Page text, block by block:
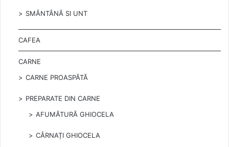
SMÂNTÂNĂ SI UNT
CAFEA
CARNE
CARNE PROASPĂTĂ
PREPARATE DIN CARNE
AFUMĂTURĂ GHIOCELA
CÂRNAȚI GHIOCELA